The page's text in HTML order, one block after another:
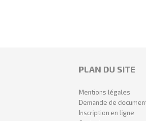
PLAN DU SITE
Mentions légales
Demande de
Inscription en ligne